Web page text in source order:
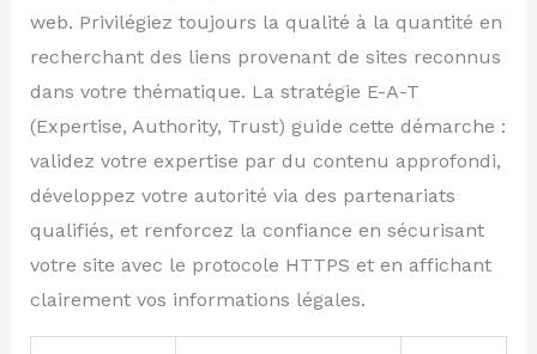
web. Privilégiez toujours la qualité à la quantité en
recherchant des liens provenant de sites reconnus
dans votre thématique. La stratégie E-A-T
(Expertise, Authority, Trust) guide cette démarche :
validez votre expertise par du contenu approfondi,
développez votre autorité via des partenariats
qualifiés, et renforcez la confiance en sécurisant
votre site avec le protocole HTTPS et en affichant
clairement vos informations légales.